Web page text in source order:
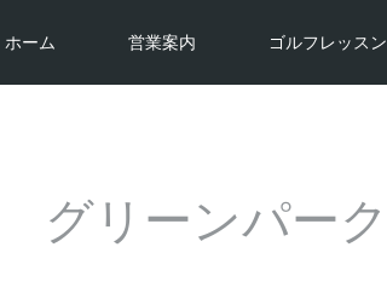
ホーム 営業案内 ゴルフレッスン
グリーンパーク